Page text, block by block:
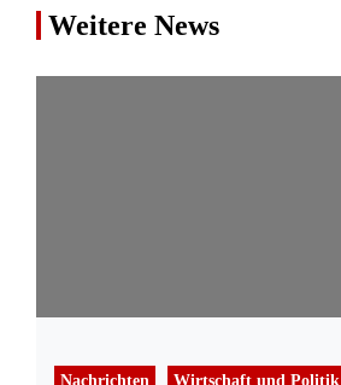
Weitere News
Nachrichten Wirtschaft und Politik